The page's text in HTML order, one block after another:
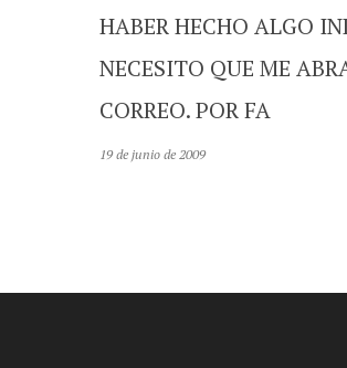
HABER HECHO ALGO
NECESITO QUE ME
CORREO. POR FA
19 de junio de 2009